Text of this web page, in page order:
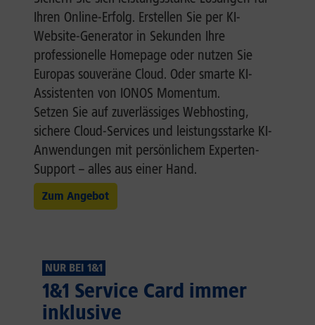
Ihren Online-Erfolg. Erstellen Sie per KI-
Website-Generator in Sekunden Ihre
professionelle Homepage oder nutzen Sie
Europas souveräne Cloud. Oder smarte KI-
Assistenten von IONOS Momentum.
Setzen Sie auf zuverlässiges Webhosting,
sichere Cloud-Services und leistungsstarke KI-
Anwendungen mit persönlichem Experten-
Support – alles aus einer Hand.
Zum Angebot
NUR BEI 1&1
1&1 Service Card immer
inklusive